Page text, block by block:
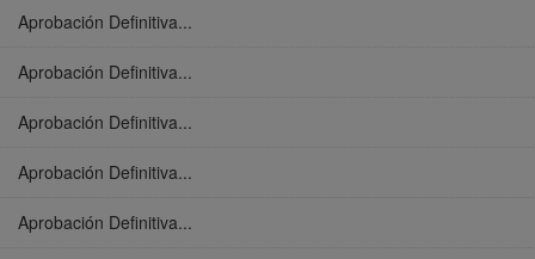
Aprobación Definitiva...
Aprobación Definitiva...
Aprobación Definitiva...
Aprobación Definitiva...
Aprobación Definitiva...